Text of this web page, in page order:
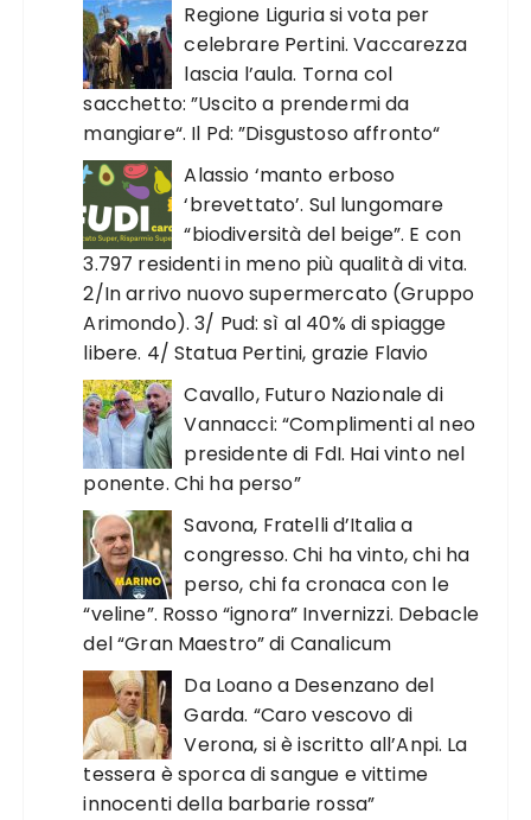
Regione Liguria si vota per
celebrare Pertini. Vaccarezza
lascia l’aula. Torna col
sacchetto: ”Uscito a prendermi da
mangiare“. Il Pd: ”Disgustoso affronto“
Alassio ‘manto erboso
‘brevettato’. Sul lungomare
“biodiversità del beige”. E con
3.797 residenti in meno più qualità di vita.
2/In arrivo nuovo supermercato (Gruppo
Arimondo). 3/ Pud: sì al 40% di spiagge
libere. 4/ Statua Pertini, grazie Flavio
Cavallo, Futuro Nazionale di
Vannacci: “Complimenti al neo
presidente di FdI. Hai vinto nel
ponente. Chi ha perso”
Savona, Fratelli d’Italia a
congresso. Chi ha vinto, chi ha
perso, chi fa cronaca con le
“veline”. Rosso “ignora” Invernizzi. Debacle
del “Gran Maestro” di Canalicum
Da Loano a Desenzano del
Garda. “Caro vescovo di
Verona, si è iscritto all’Anpi. La
tessera è sporca di sangue e vittime
innocenti della barbarie rossa”